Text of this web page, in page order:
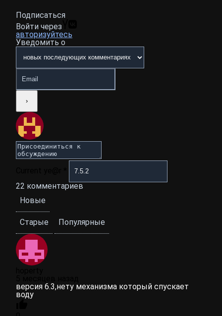
Подписаться
Войти через
авторизуйтесь
Уведомить о
22 комментариев
Новые
Старые Популярные
версия 6.3,нету механизма который спускает
воду